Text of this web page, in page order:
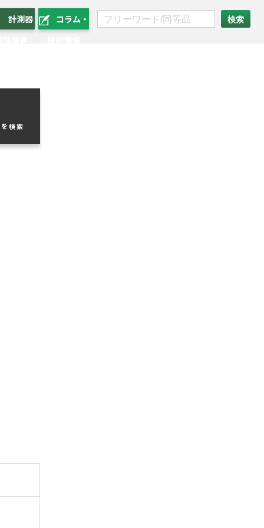
計測器
コラム・
検索